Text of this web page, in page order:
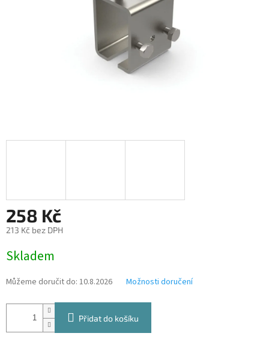
258 Kč
213 Kč bez DPH
cena:
Skladem
Můžeme doručit do: 10.8.2026 Možnosti doručení
Přidat do košíku